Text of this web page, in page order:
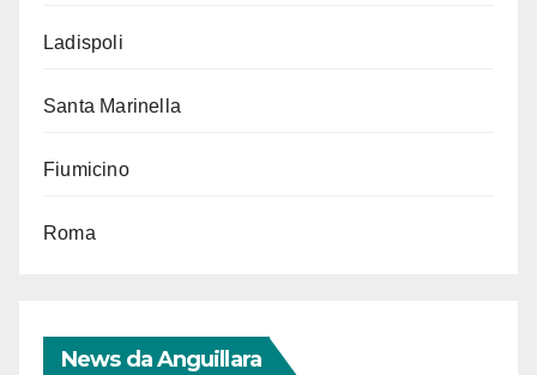
Ladispoli
Santa Marinella
Fiumicino
Roma
News da Anguillara